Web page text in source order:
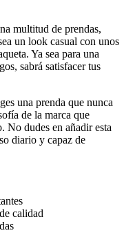
multitud de prendas,
un look casual con unos
Ya sea para una
sabrá satisfacer tus
una prenda que nunca
de la marca que
No dudes en añadir esta
diario y capaz de
calidad